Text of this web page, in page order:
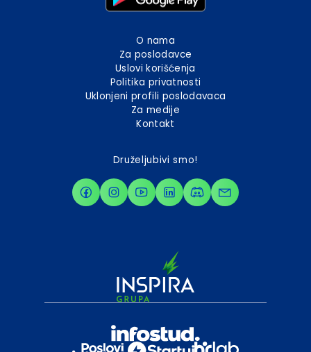
O nama
Za poslodavce
Uslovi korišćenja
Politika privatnosti
Uklonjeni profili poslodavaca
Za medije
Kontakt
Druželjubivi smo!